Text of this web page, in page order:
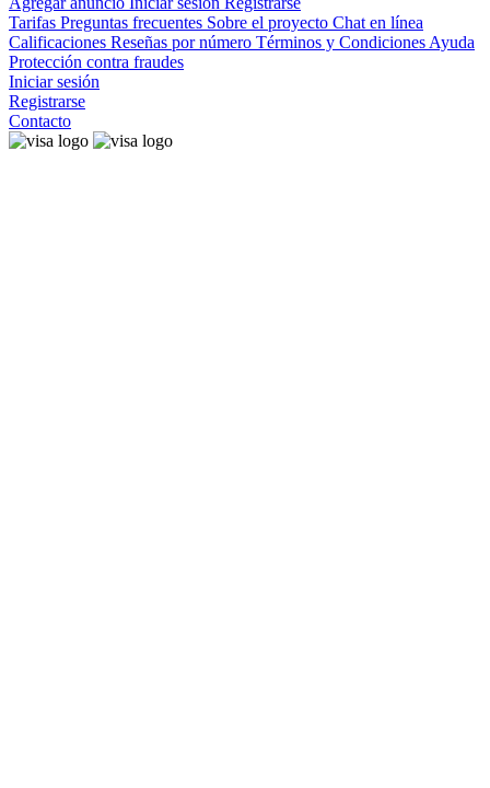
Tarifas Preguntas frecuentes Sobre el proyecto Chat en línea
Calificaciones Reseñas por número Términos y Condiciones Ayuda
Protección contra fraudes
Iniciar sesión
Registrarse
Contacto